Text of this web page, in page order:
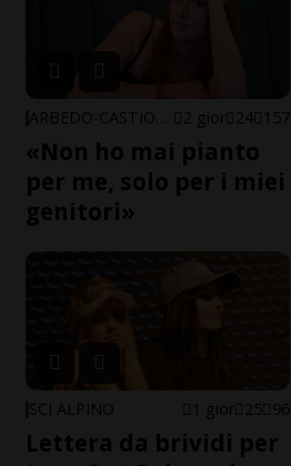
2 gior 24 157
«Non ho mai pianto
per me, solo per i miei
genitori»
SCI ALPINO 1 gior 25 96
Lettera da brividi per